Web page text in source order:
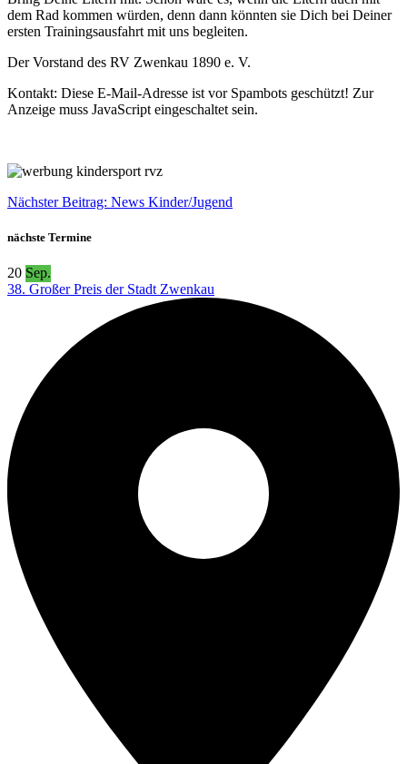
dem Rad kommen würden, denn dann könnten sie Dich bei Deiner
ersten Trainingsausfahrt mit uns begleiten.
Der Vorstand des RV Zwenkau 1890 e. V.
Kontakt: Diese E-Mail-Adresse ist vor Spambots geschützt! Zur
Anzeige muss JavaScript eingeschaltet sein.
Nächster Beitrag: News Kinder/Jugend
nächste Termine
20 Sep.
38. Großer Preis der Stadt Zwenkau